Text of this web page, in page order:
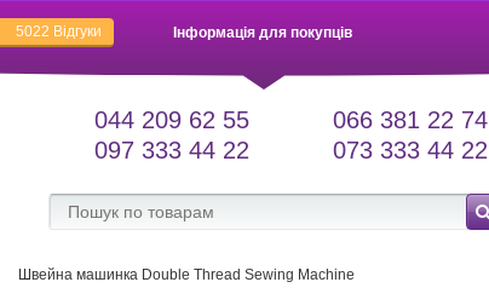
5022 Відгуки Інформація для покупців
044 209 62 55
097 333 44 22
066 381 22 74
073 333 44 22
Швейна машинка Double Thread Sewing Machine